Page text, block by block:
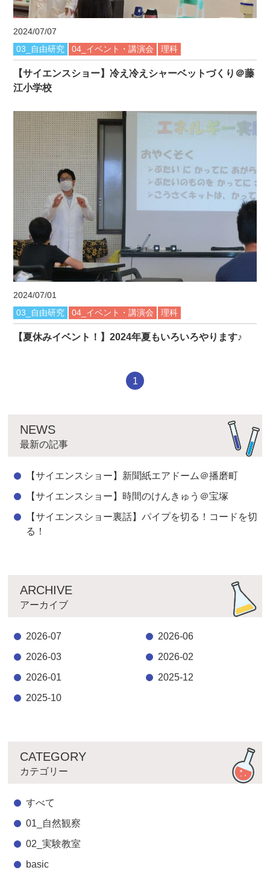
NEWS
最新の記事
【サイエンスショー】新聞紙エアドーム＠播磨町
【サイエンスショー】時間のけんきゅう＠宝塚
【サイエンスショー裏話】パイプを切る！コードを切
る！
ARCHIVE
アーカイブ
2026-07
2026-06
2026-03
2026-02
2026-01
2025-12
2025-10
CATEGORY
カテゴリー
すべて
01_自然観察
02_実験教室
basic
2024/07/07
03_自由研究
04_イベント・講演会 理科
【サイエンスショー】冷え冷えシャーベットづくり＠藤
江小学校
2024/07/01
03_自由研究
04_イベント・講演会 理科
【夏休みイベント！】2024年夏もいろいろやります♪
1